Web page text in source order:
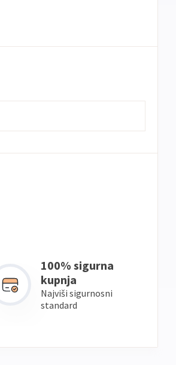
100% sigurna
kupnja
Najviši sigurnosni
standard